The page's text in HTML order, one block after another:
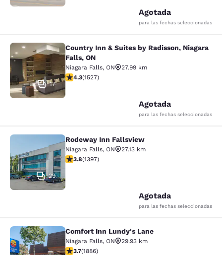
Agotada
para las fechas seleccionadas
Country Inn & Suites by Radisson,
17
Country Inn & Suites by Radisson, Niagara
Falls, ON
Niagara Falls, ON
27.99 km
Calificación de 4.32 estrellas. Excelente. 1527 reseñas
4.3(1527)
Agotada
para las fechas seleccionadas
Rodeway Inn Fallsview
29
Rodeway Inn Fallsview
Niagara Falls, ON
27.13 km
Calificación de 3.84 estrellas. Bueno. 1397 reseñas
3.8(1397)
Agotada
para las fechas seleccionadas
Comfort Inn Lundy's Lane
Comfort Inn Lundy's Lane
Niagara Falls, ON
29.93 km
Calificación de 3.66 estrellas. Bueno. 1886 reseñas
3.7(1886)